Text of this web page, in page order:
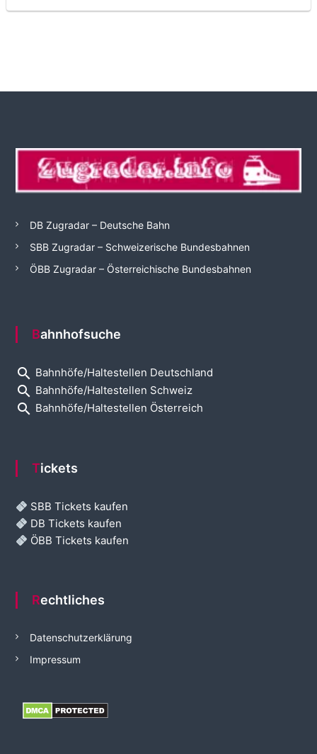
DB Zugradar – Deutsche Bahn
SBB Zugradar – Schweizerische Bundesbahnen
ÖBB Zugradar – Österreichische Bundesbahnen
Bahnhofsuche
search Bahnhöfe/Haltestellen Deutschland
search Bahnhöfe/Haltestellen Schweiz
search Bahnhöfe/Haltestellen Österreich
Tickets
SBB Tickets kaufen
DB Tickets kaufen
ÖBB Tickets kaufen
Rechtliches
Datenschutzerklärung
Impressum